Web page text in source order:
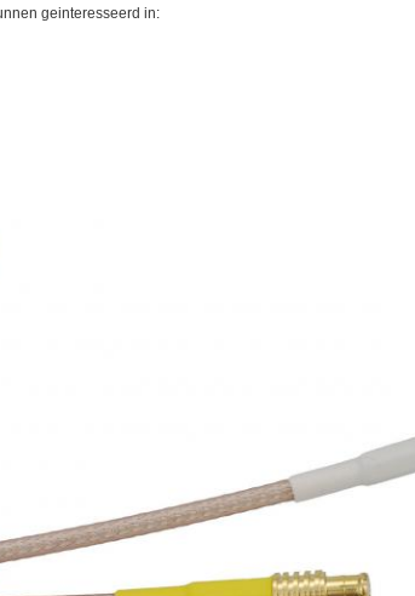
geinteresseerd in: